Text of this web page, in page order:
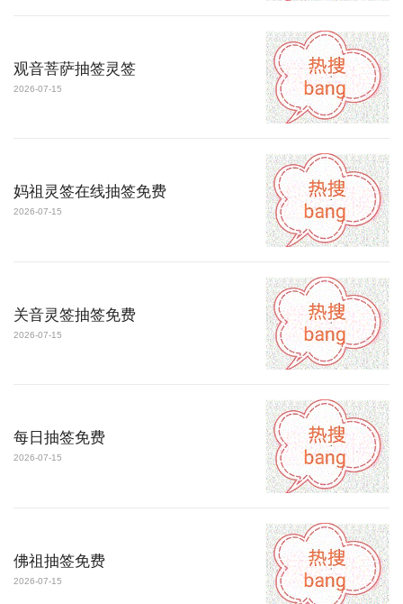
观音菩萨抽签灵签
2026-07-15
妈祖灵签在线抽签免费
2026-07-15
关音灵签抽签免费
2026-07-15
每日抽签免费
2026-07-15
佛祖抽签免费
2026-07-15